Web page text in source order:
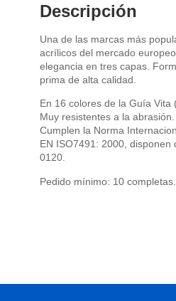
Descripción
Una de las marcas más
acrílicos del mercado
elegancia en tres capas.
prima de alta calidad.
En 16 colores de la Guía Vita
Muy resistentes a la abrasión.
Cumplen la Norma
EN ISO7491: 2000, disponen
0120.
Pedido mínimo: 10 completas.